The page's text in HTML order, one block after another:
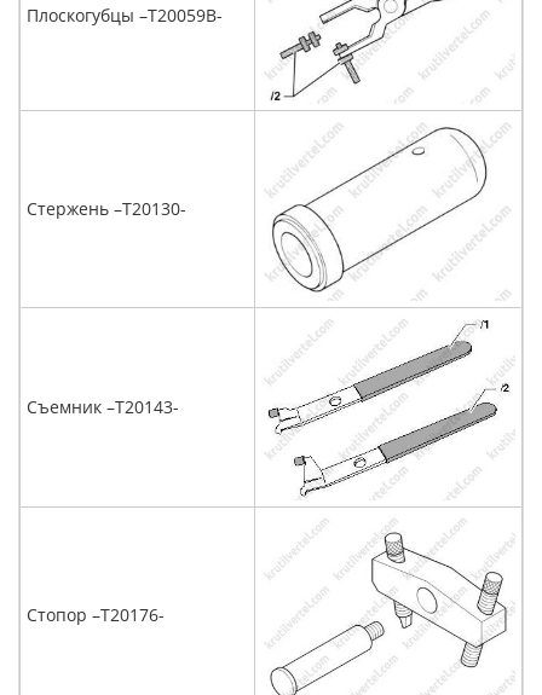
Плоскогубцы –T20059В-
Стержень –Т20130-
Съемник –Т20143-
Стопор –Т20176-